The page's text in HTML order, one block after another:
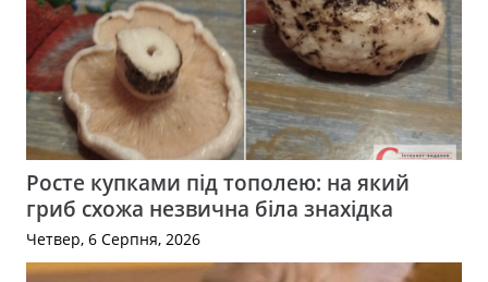
Росте купками під тополею: на який
гриб схожа незвична біла знахідка
Четвер, 6 Серпня, 2026